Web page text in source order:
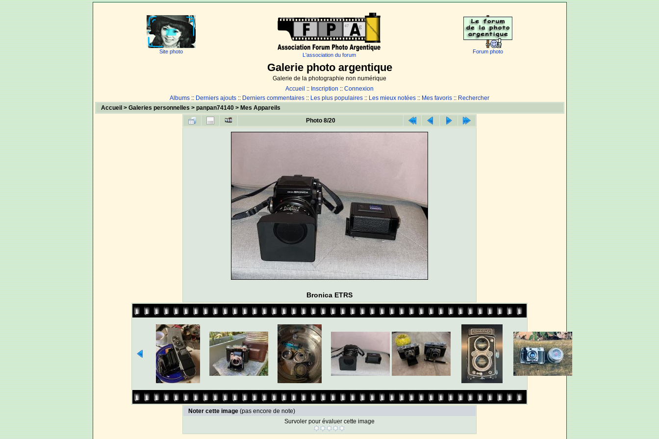
Site photo
L'association du forum
Forum photo
Galerie photo argentique
Galerie de la photographie non numérique
Accueil :: Inscription :: Connexion
Albums :: Derniers ajouts :: Derniers commentaires :: Les plus populaires :: Les mieux notées :: Mes favoris :: Rechercher
Accueil > Galeries personnelles > panpan74140> Mes Appareils
Photo 8/20
Bronica ETRS
Noter cette image (pas encore de note)
Survoler pour évaluer cette image